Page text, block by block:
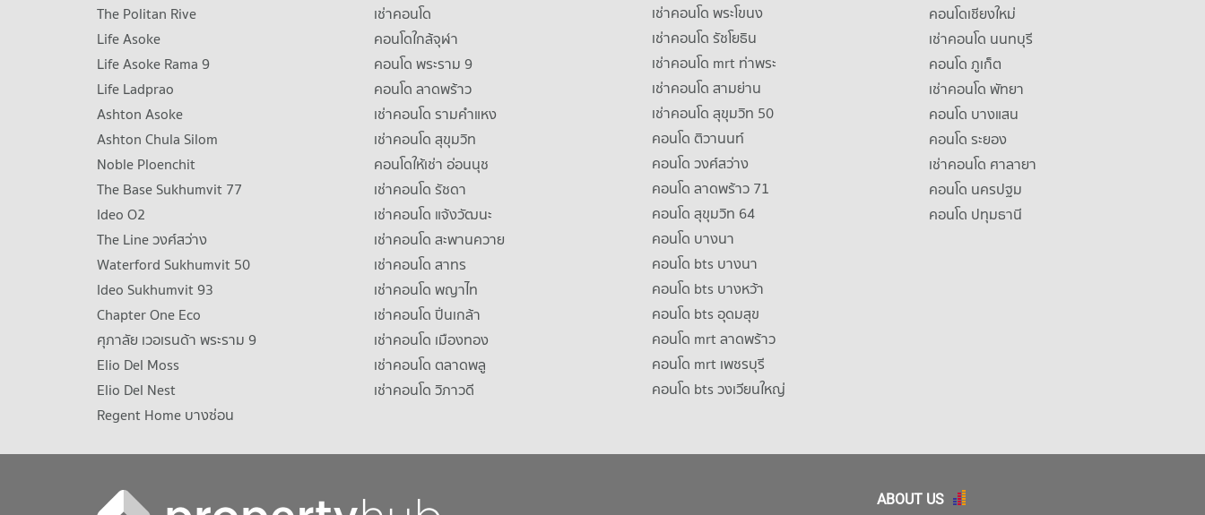
The Politan Rive
Life Asoke
Life Asoke Rama 9
Life Ladprao
Ashton Asoke
Ashton Chula Silom
Noble Ploenchit
The Base Sukhumvit 77
Ideo O2
The Line วงศ์สว่าง
Waterford Sukhumvit 50
Ideo Sukhumvit 93
Chapter One Eco
ศุภาลัย เวอเรนด้า พระราม 9
Elio Del Moss
Elio Del Nest
Regent Home บางซ่อน
เช่าคอนโด
คอนโดใกล้จุฬา
คอนโด พระราม 9
คอนโด ลาดพร้าว
เช่าคอนโด รามคําแหง
เช่าคอนโด สุขุมวิท
คอนโดให้เช่า อ่อนนุช
เช่าคอนโด รัชดา
เช่าคอนโด แจ้งวัฒนะ
เช่าคอนโด สะพานควาย
เช่าคอนโด สาทร
เช่าคอนโด พญาไท
เช่าคอนโด ปิ่นเกล้า
เช่าคอนโด เมืองทอง
เช่าคอนโด ตลาดพลู
เช่าคอนโด วิภาวดี
เช่าคอนโด พระโขนง
เช่าคอนโด รัชโยธิน
เช่าคอนโด mrt ท่าพระ
เช่าคอนโด สามย่าน
เช่าคอนโด สุขุมวิท 50
คอนโด ติวานนท์
คอนโด วงศ์สว่าง
คอนโด ลาดพร้าว 71
คอนโด สุขุมวิท 64
คอนโด บางนา
คอนโด bts บางนา
คอนโด bts บางหว้า
คอนโด bts อุดมสุข
คอนโด mrt ลาดพร้าว
คอนโด mrt เพชรบุรี
คอนโด bts วงเวียนใหญ่
คอนโดเชียงใหม่
เช่าคอนโด นนทบุรี
คอนโด ภูเก็ต
เช่าคอนโด พัทยา
คอนโด บางแสน
คอนโด ระยอง
เช่าคอนโด ศาลายา
คอนโด นครปฐม
คอนโด ปทุมธานี
ABOUT US